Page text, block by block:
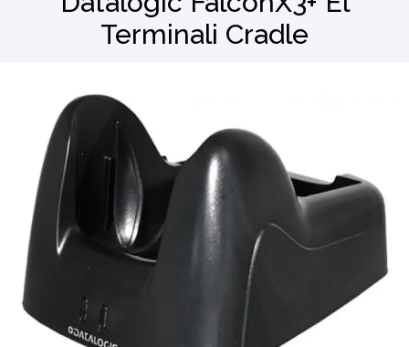
Barkod Okuyucu
El Terminali
Terminali Cradle